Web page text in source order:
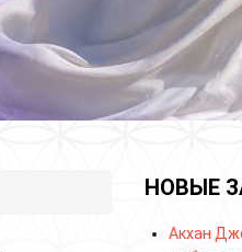
НОВЫЕ
Акхан